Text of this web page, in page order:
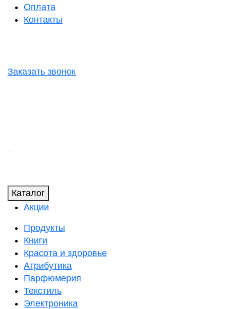
Оплата
Контакты
Заказать звонок
Каталог
Акции
Продукты
Книги
Красота и здоровье
Атрибутика
Парфюмерия
Текстиль
Электроника